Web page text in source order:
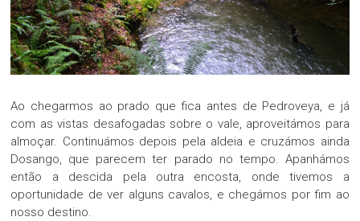
Ao chegarmos ao prado que fica antes de Pedroveya, e já
com as vistas desafogadas sobre o vale, aproveitámos para
almoçar. Continuámos depois pela aldeia e cruzámos ainda
Dosango, que parecem ter parado no tempo. Apanhámos
então a descida pela outra encosta, onde tivemos a
oportunidade de ver alguns cavalos, e chegámos por fim ao
nosso destino.